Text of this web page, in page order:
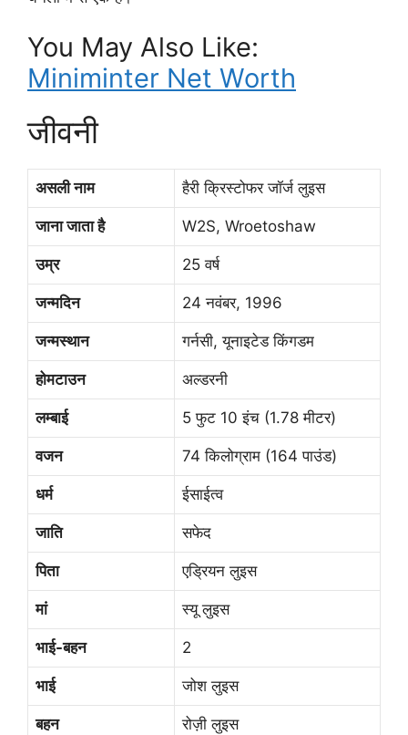
You May Also Like:
Miniminter Net Worth
जीवनी
असली नाम हैरी क्रिस्टोफर जॉर्ज लुइस
जाना जाता है W2S, Wroetoshaw
उम्र 25 वर्ष
जन्मदिन 24 नवंबर, 1996
जन्मस्थान गर्नसी, यूनाइटेड किंगडम
होमटाउन अल्डरनी
लम्बाई 5 फुट 10 इंच (1.78 मीटर)
वजन 74 किलोग्राम (164 पाउंड)
धर्म ईसाईत्व
जाति सफेद
पिता एड्रियन लुइस
मां स्यू लुइस
भाई-बहन 2
भाई जोश लुइस
बहन रोज़ी लुइस